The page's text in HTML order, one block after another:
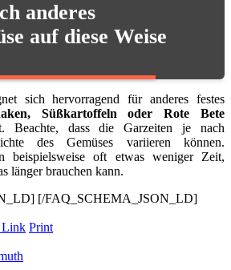
anderes
auf diese Weise
sich hervorragend für anderes festes
Süßkartoffeln oder Rote Bete
Beachte, dass die Garzeiten je nach
des Gemüses variieren können.
beispielsweise oft etwas weniger Zeit,
länger brauchen kann.
[/FAQ_SCHEMA_JSON_LD]
Link Print